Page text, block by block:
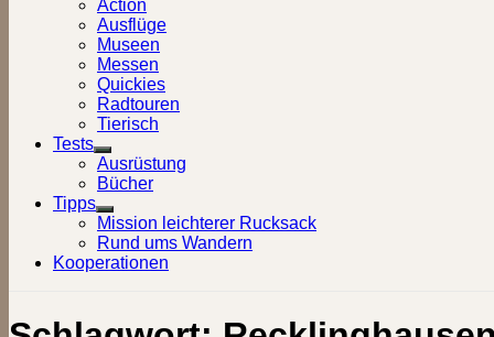
sub
menu
Action
Ausflüge
Museen
Messen
Quickies
Radtouren
Tierisch
Tests
Show
sub
menu
Ausrüstung
Bücher
Tipps
Show
sub
menu
Mission leichterer Rucksack
Rund ums Wandern
Kooperationen